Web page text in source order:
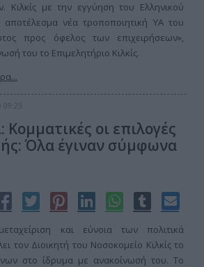
Κιλκίς με την εγγύηση του Ελληνικού
νέα τροποποιητική ΥΑ του
προς όφελος των επιχειρήσεων»,
του το Επιμελητήριο Κιλκίς.
09:25
Κομματικές οι επιλογές
Όλα έγιναν σύμφωνα
και εύνοια των πολιτικά
τον Διοικητή του Νοσοκομείο Κιλκίς το
στο ίδρυμα με ανακοίνωσή του. Το